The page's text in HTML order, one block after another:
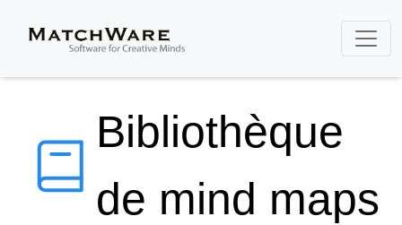
Bibliothèque
de mind maps